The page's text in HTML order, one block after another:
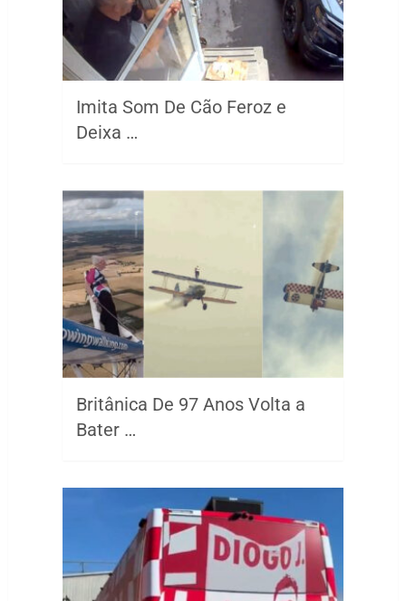
Imita Som De Cão Feroz e
Deixa …
Britânica De 97 Anos Volta a
Bater …